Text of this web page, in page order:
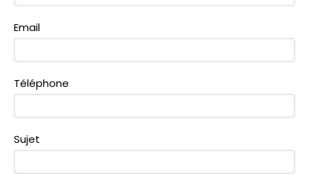
Email
Téléphone
Sujet